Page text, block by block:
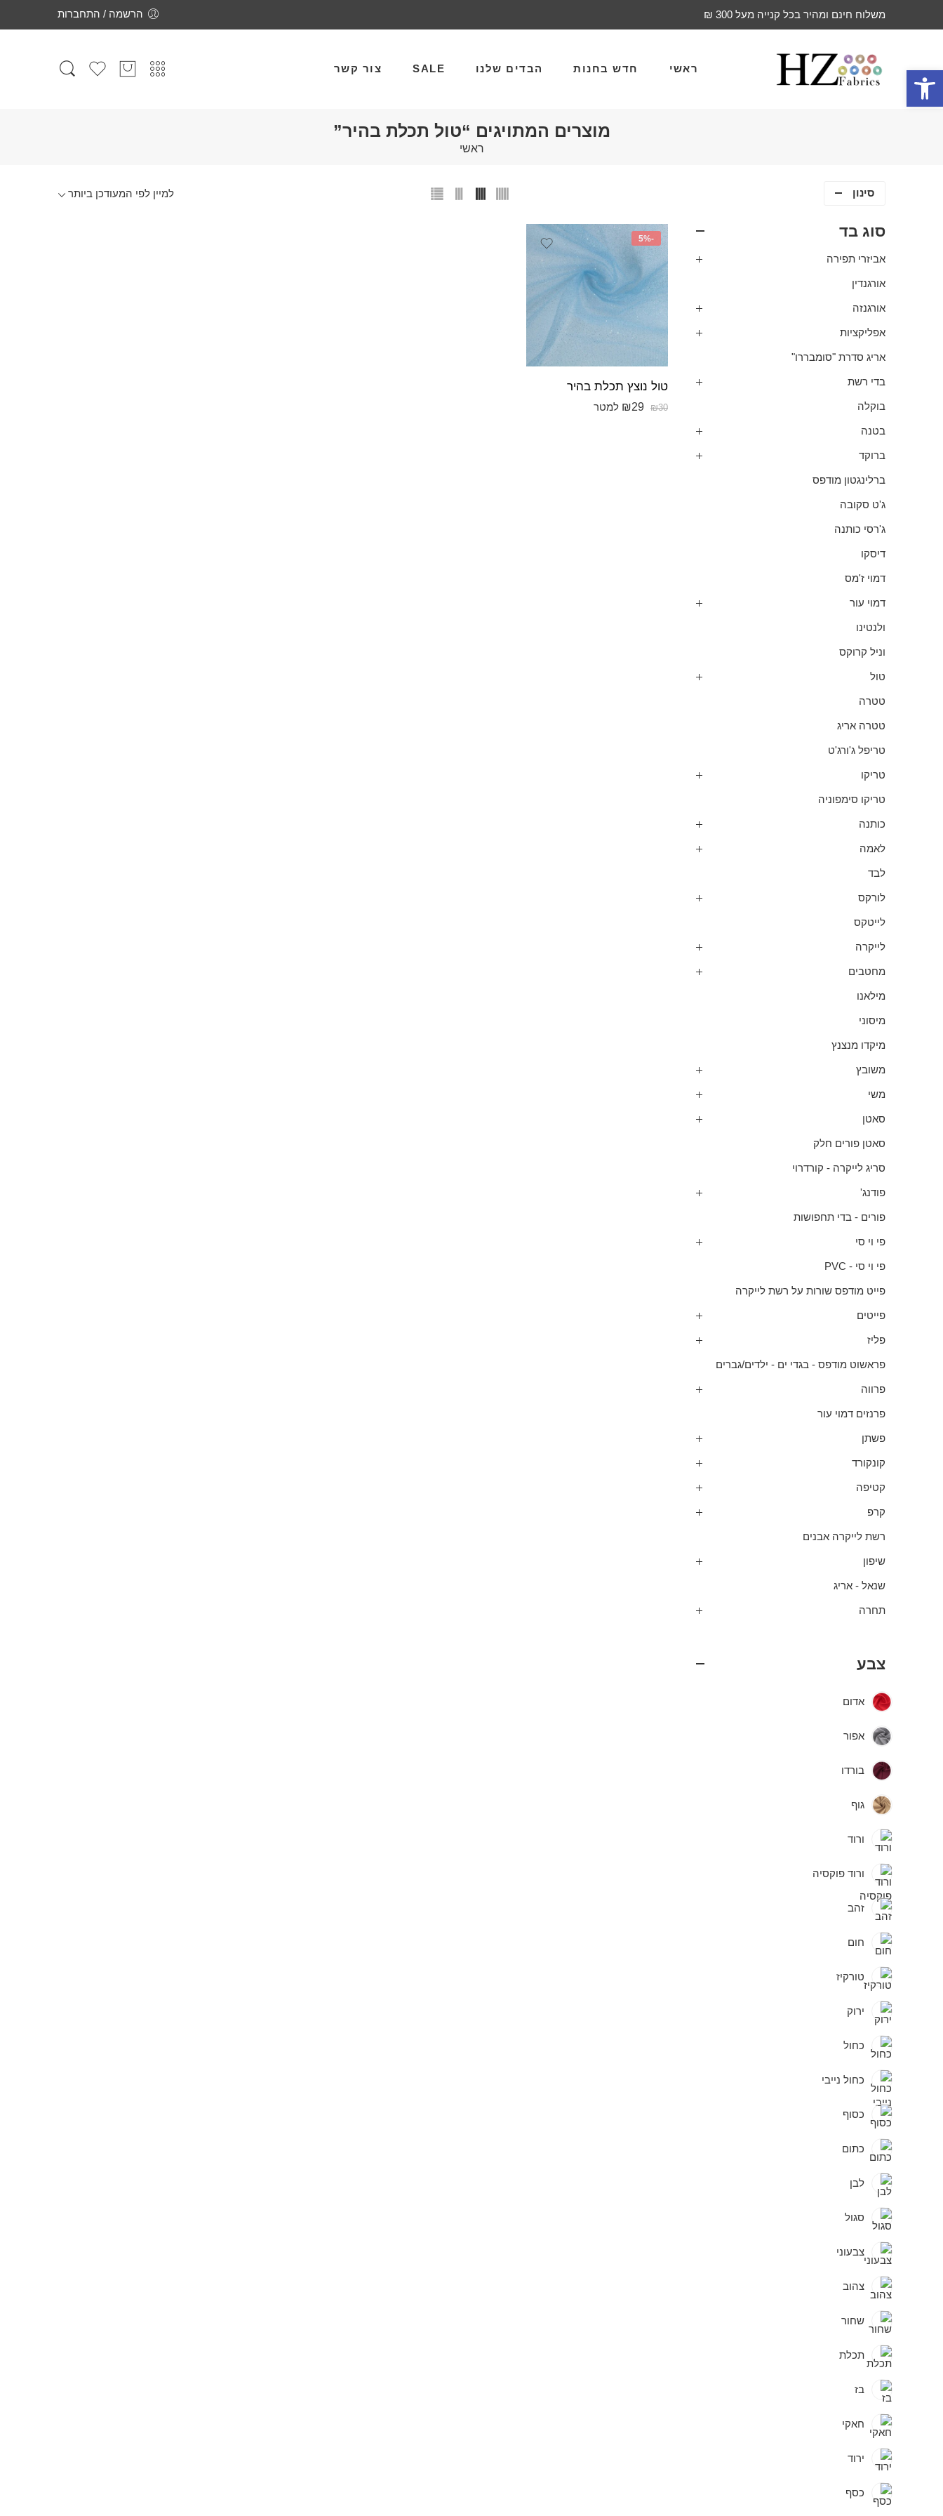
פתח סרגל נגישות
משלוח חינם ומהיר בכל קנייה מעל 300 ₪ הרשמה / התחברות
ראשי חדש בחנות הבדים שלנו SALE צור קשר
מוצרים המתויגים “טול תכלת בהיר”
ראשי
סינון
-5%
טול נוצץ תכלת בהיר
₪30
₪29 למטר
סוג בד
אביזרי תפירה
אורגנדין
אורגנזה
אפליקציות
אריג סדרת "סומבררו"
בדי רשת
בוקלה
בטנה
ברוקד
ברלינגטון מודפס
ג'ט סקובה
ג'רסי כותנה
דיסקו
דמוי ז'מס
דמוי עור
ולנטינו
וניל קרוקס
טול
טטרה
טטרה אריג
טריפל ג'ורג'ט
טריקו
טריקו סימפוניה
כותנה
לאמה
לבד
לורקס
לייטקס
לייקרה
מחטבים
מילאנו
מיסוני
מיקדו מנצנץ
משובץ
משי
סאטן
סאטן פורים חלק
סריג לייקרה - קורדרוי
פודנג'
פורים - בדי תחפושות
פי וי סי
פי וי סי - PVC
פייט מודפס שורות על רשת לייקרה
פייטים
פליז
פראשוט מודפס - בגדי ים - ילדים/גברים
פרווה
פרנזים דמוי עור
פשתן
קונקורד
קטיפה
קרפ
רשת לייקרה אבנים
שיפון
שנאל - אריג
תחרה
צבע
אדום
אפור
בורדו
גוף
ורוד
ורוד פוקסיה
זהב
חום
טורקיז
ירוק
כחול
כחול נייבי
כסוף
כתום
לבן
סגול
צבעוני
צהוב
שחור
תכלת
בז
חאקי
ירוד
כסף